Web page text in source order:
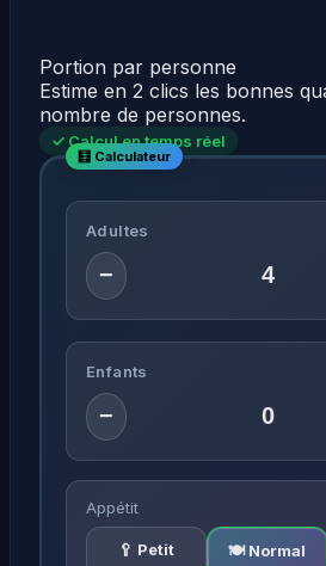
Portion par personne
Estime en 2 clics les bonnes
nombre de personnes.
✓ Calcul en temps réel
Adultes
−
Enfants
−
Appétit
🥄 Petit 🍽️ Normal